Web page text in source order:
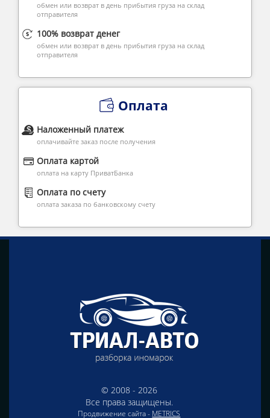
обмен или возврат в день прибытия груза на склад
отправителя
100% возврат денег
обмен или возврат в день прибытия груза на склад
отправителя
Оплата
Наложенный платеж
оплачивайте заказ после получения
Оплата картой
оплата на карту ПриватБанка
Оплата по счету
оплата заказа по банковскому счету
© 2008 - 2026
Все права защищены.
Продвижение сайта - METRICS